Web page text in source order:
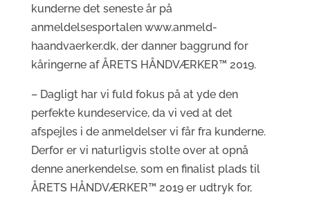
kunderne det seneste år på
anmeldelsesportalen www.anmeld-
haandvaerker.dk, der danner baggrund for
kåringerne af ÅRETS HÅNDVÆRKER™ 2019.
– Dagligt har vi fuld fokus på at yde den
perfekte kundeservice, da vi ved at det
afspejles i de anmeldelser vi får fra kunderne.
Derfor er vi naturligvis stolte over at opnå
denne anerkendelse, som en finalist plads til
ÅRETS HÅNDVÆRKER™ 2019 er udtryk for,